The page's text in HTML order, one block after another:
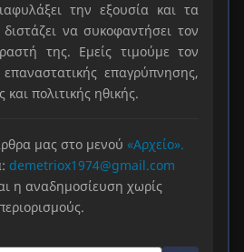
την εξουσία και τα
να συκοφαντήσει τον
της. Εμείς τιμούμε τον
επαγρύπνησης,
πολιτικής ηθικής.
μας στο μενού «Αρχείο».
demetriox1974@gmail.com
η αναδημοσίευση χωρίς